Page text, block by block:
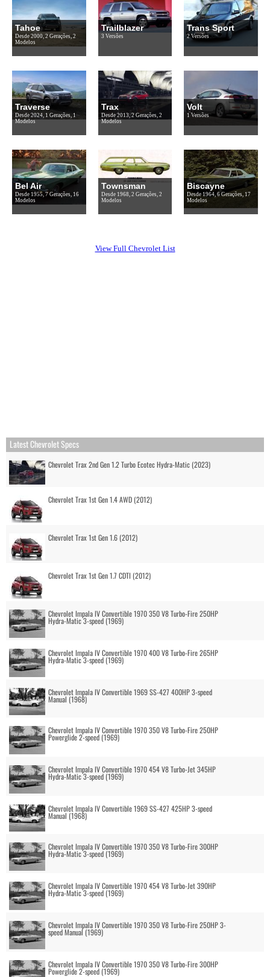
Tahoe
Desde 2000, 2 Gerações, 2
Modelos
Trailblazer
3 Versões
Trans Sport
2 Versões
Traverse
Desde 2024, 1 Gerações, 1
Modelos
Trax
Desde 2013, 2 Gerações, 2
Modelos
Volt
1 Versões
Bel Air
Desde 1955, 7 Gerações, 16
Modelos
Townsman
Desde 1968, 2 Gerações, 2
Modelos
Biscayne
Desde 1964, 6 Gerações, 17
Modelos
View Full Chevrolet List
Latest Chevrolet Specs
Chevrolet Trax 2nd Gen 1.2 Turbo Ecotec Hydra-Matic (2023)
Chevrolet Trax 1st Gen 1.4 AWD (2012)
Chevrolet Trax 1st Gen 1.6 (2012)
Chevrolet Trax 1st Gen 1.7 CDTI (2012)
Chevrolet Impala IV Convertible 1970 350 V8 Turbo-Fire 250HP
Hydra-Matic 3-speed (1969)
Chevrolet Impala IV Convertible 1970 400 V8 Turbo-Fire 265HP
Hydra-Matic 3-speed (1969)
Chevrolet Impala IV Convertible 1969 SS-427 400HP 3-speed
Manual (1968)
Chevrolet Impala IV Convertible 1970 350 V8 Turbo-Fire 250HP
Powerglide 2-speed (1969)
Chevrolet Impala IV Convertible 1970 454 V8 Turbo-Jet 345HP
Hydra-Matic 3-speed (1969)
Chevrolet Impala IV Convertible 1969 SS-427 425HP 3-speed
Manual (1968)
Chevrolet Impala IV Convertible 1970 350 V8 Turbo-Fire 300HP
Hydra-Matic 3-speed (1969)
Chevrolet Impala IV Convertible 1970 454 V8 Turbo-Jet 390HP
Hydra-Matic 3-speed (1969)
Chevrolet Impala IV Convertible 1970 350 V8 Turbo-Fire 250HP 3-
speed Manual (1969)
Chevrolet Impala IV Convertible 1970 350 V8 Turbo-Fire 300HP
Powerglide 2-speed (1969)